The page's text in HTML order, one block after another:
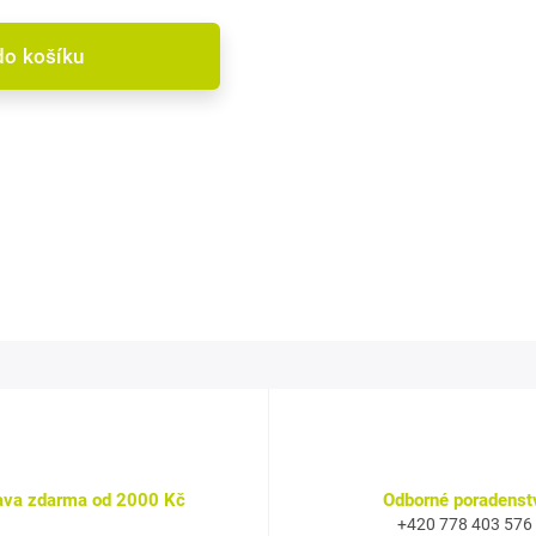
košíku
zdarma od 2000 Kč Odborné
+420 778 403 576